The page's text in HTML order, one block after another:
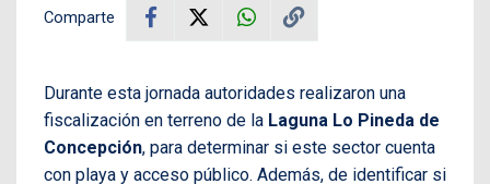
Comparte
Durante esta jornada autoridades realizaron una
fiscalización en terreno de la Laguna Lo Pineda de
Concepción, para determinar si este sector cuenta
con playa y acceso público. Además, de identificar si